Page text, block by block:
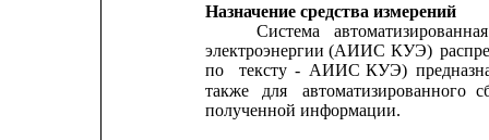
Назначение средства измерений
Система
автоматизированная
электроэнергии (АИИС КУЭ)
по
тексту - АИИС КУЭ)
также
для автоматизированного
полученной информации.